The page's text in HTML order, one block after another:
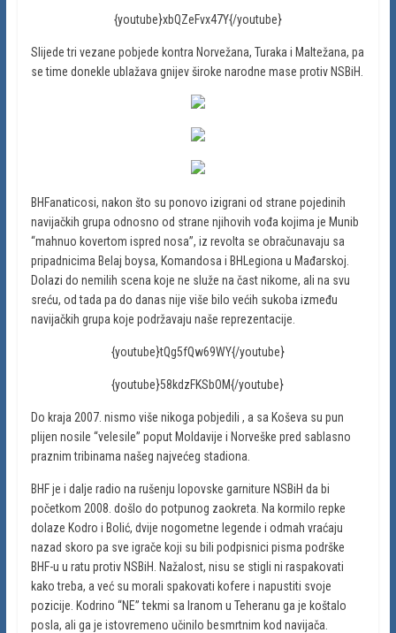
{youtube}xbQZeFvx47Y{/youtube}
Slijede tri vezane pobjede kontra Norvežana, Turaka i Maltežana, pa
se time donekle ublažava gnijev široke narodne mase protiv NSBiH.
BHFanaticosi, nakon što su ponovo izigrani od strane pojedinih
navijačkih grupa odnosno od strane njihovih vođa kojima je Munib
“mahnuo kovertom ispred nosa”, iz revolta se obračunavaju sa
pripadnicima Belaj boysa, Komandosa i BHLegiona u Mađarskoj.
Dolazi do nemilih scena koje ne služe na čast nikome, ali na svu
sreću, od tada pa do danas nije više bilo većih sukoba između
navijačkih grupa koje podržavaju naše reprezentacije.
{youtube}tQg5fQw69WY{/youtube}
{youtube}58kdzFKSbOM{/youtube}
Do kraja 2007. nismo više nikoga pobjedili , a sa Koševa su pun
plijen nosile “velesile” poput Moldavije i Norveške pred sablasno
praznim tribinama našeg najvećeg stadiona.
BHF je i dalje radio na rušenju lopovske garniture NSBiH da bi
početkom 2008. došlo do potpunog zaokreta. Na kormilo repke
dolaze Kodro i Bolić, dvije nogometne legende i odmah vraćaju
nazad skoro pa sve igrače koji su bili podpisnici pisma podrške
BHF-u u ratu protiv NSBiH. Nažalost, nisu se stigli ni raspakovati
kako treba, a već su morali spakovati kofere i napustiti svoje
pozicije. Kodrino “NE” tekmi sa Iranom u Teheranu ga je koštalo
posla, ali ga je istovremeno učinilo besmrtnim kod navijača.